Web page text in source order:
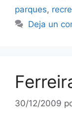
parques,
Deja un
30/12/2009